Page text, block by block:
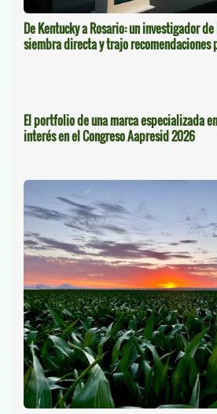
De Kentucky a Rosario: un investigador
siembra directa y trajo recomendaciones
El portfolio de una marca especializada
interés en el Congreso Aapresid 2026